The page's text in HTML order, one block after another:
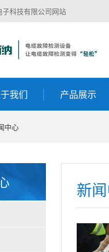
科技有限公司网站
我们 产品展示
中心
新